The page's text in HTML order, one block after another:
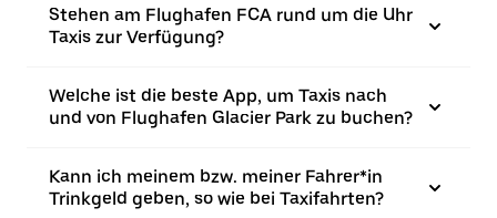
Stehen am Flughafen FCA rund um die Uhr
Taxis zur Verfügung?
Welche ist die beste App, um Taxis nach
und von Flughafen Glacier Park zu buchen?
Kann ich meinem bzw. meiner Fahrer*in
Trinkgeld geben, so wie bei Taxifahrten?